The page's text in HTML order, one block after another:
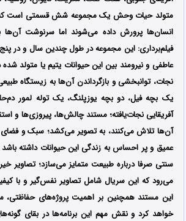
متولد حیات وحش یک مجموعه شش قسمتی است که
انسان‌ها پرورش داده می‌شوند اما سرنوشت
فیلم‌برداری: این مجموعه در طول چندین سال و در
عاطفی و نیرومند بین این حیوانات یتیم یا متولد
نجات، توانبخشی و بازگرداندن آن‌ها به زیستگاه
یک بچه فیل، دو بچه یوزپلنگ، یک توله‌ لمور
آفریقایی نجات‌یافته؛ مستند چالش‌ها، پیروزی‌ها و
آن‌ها تلاش می‌کنند، به تصویر می‌کشد؛ سبک و
عمیق و پر احساس به زندگی این حیوانات داشته باشد
سنتی صرفا درباره طبیعت متمایز می‌سازد؛ تصاویر
می‌رود که این سریال شامل تصاویر نفس‌گیر و با
این مستند همچنین بر اهمیت پروژه‌های حفاظتی،
خواهد کرد و نقش مهم این برنامه‌ها در بقای